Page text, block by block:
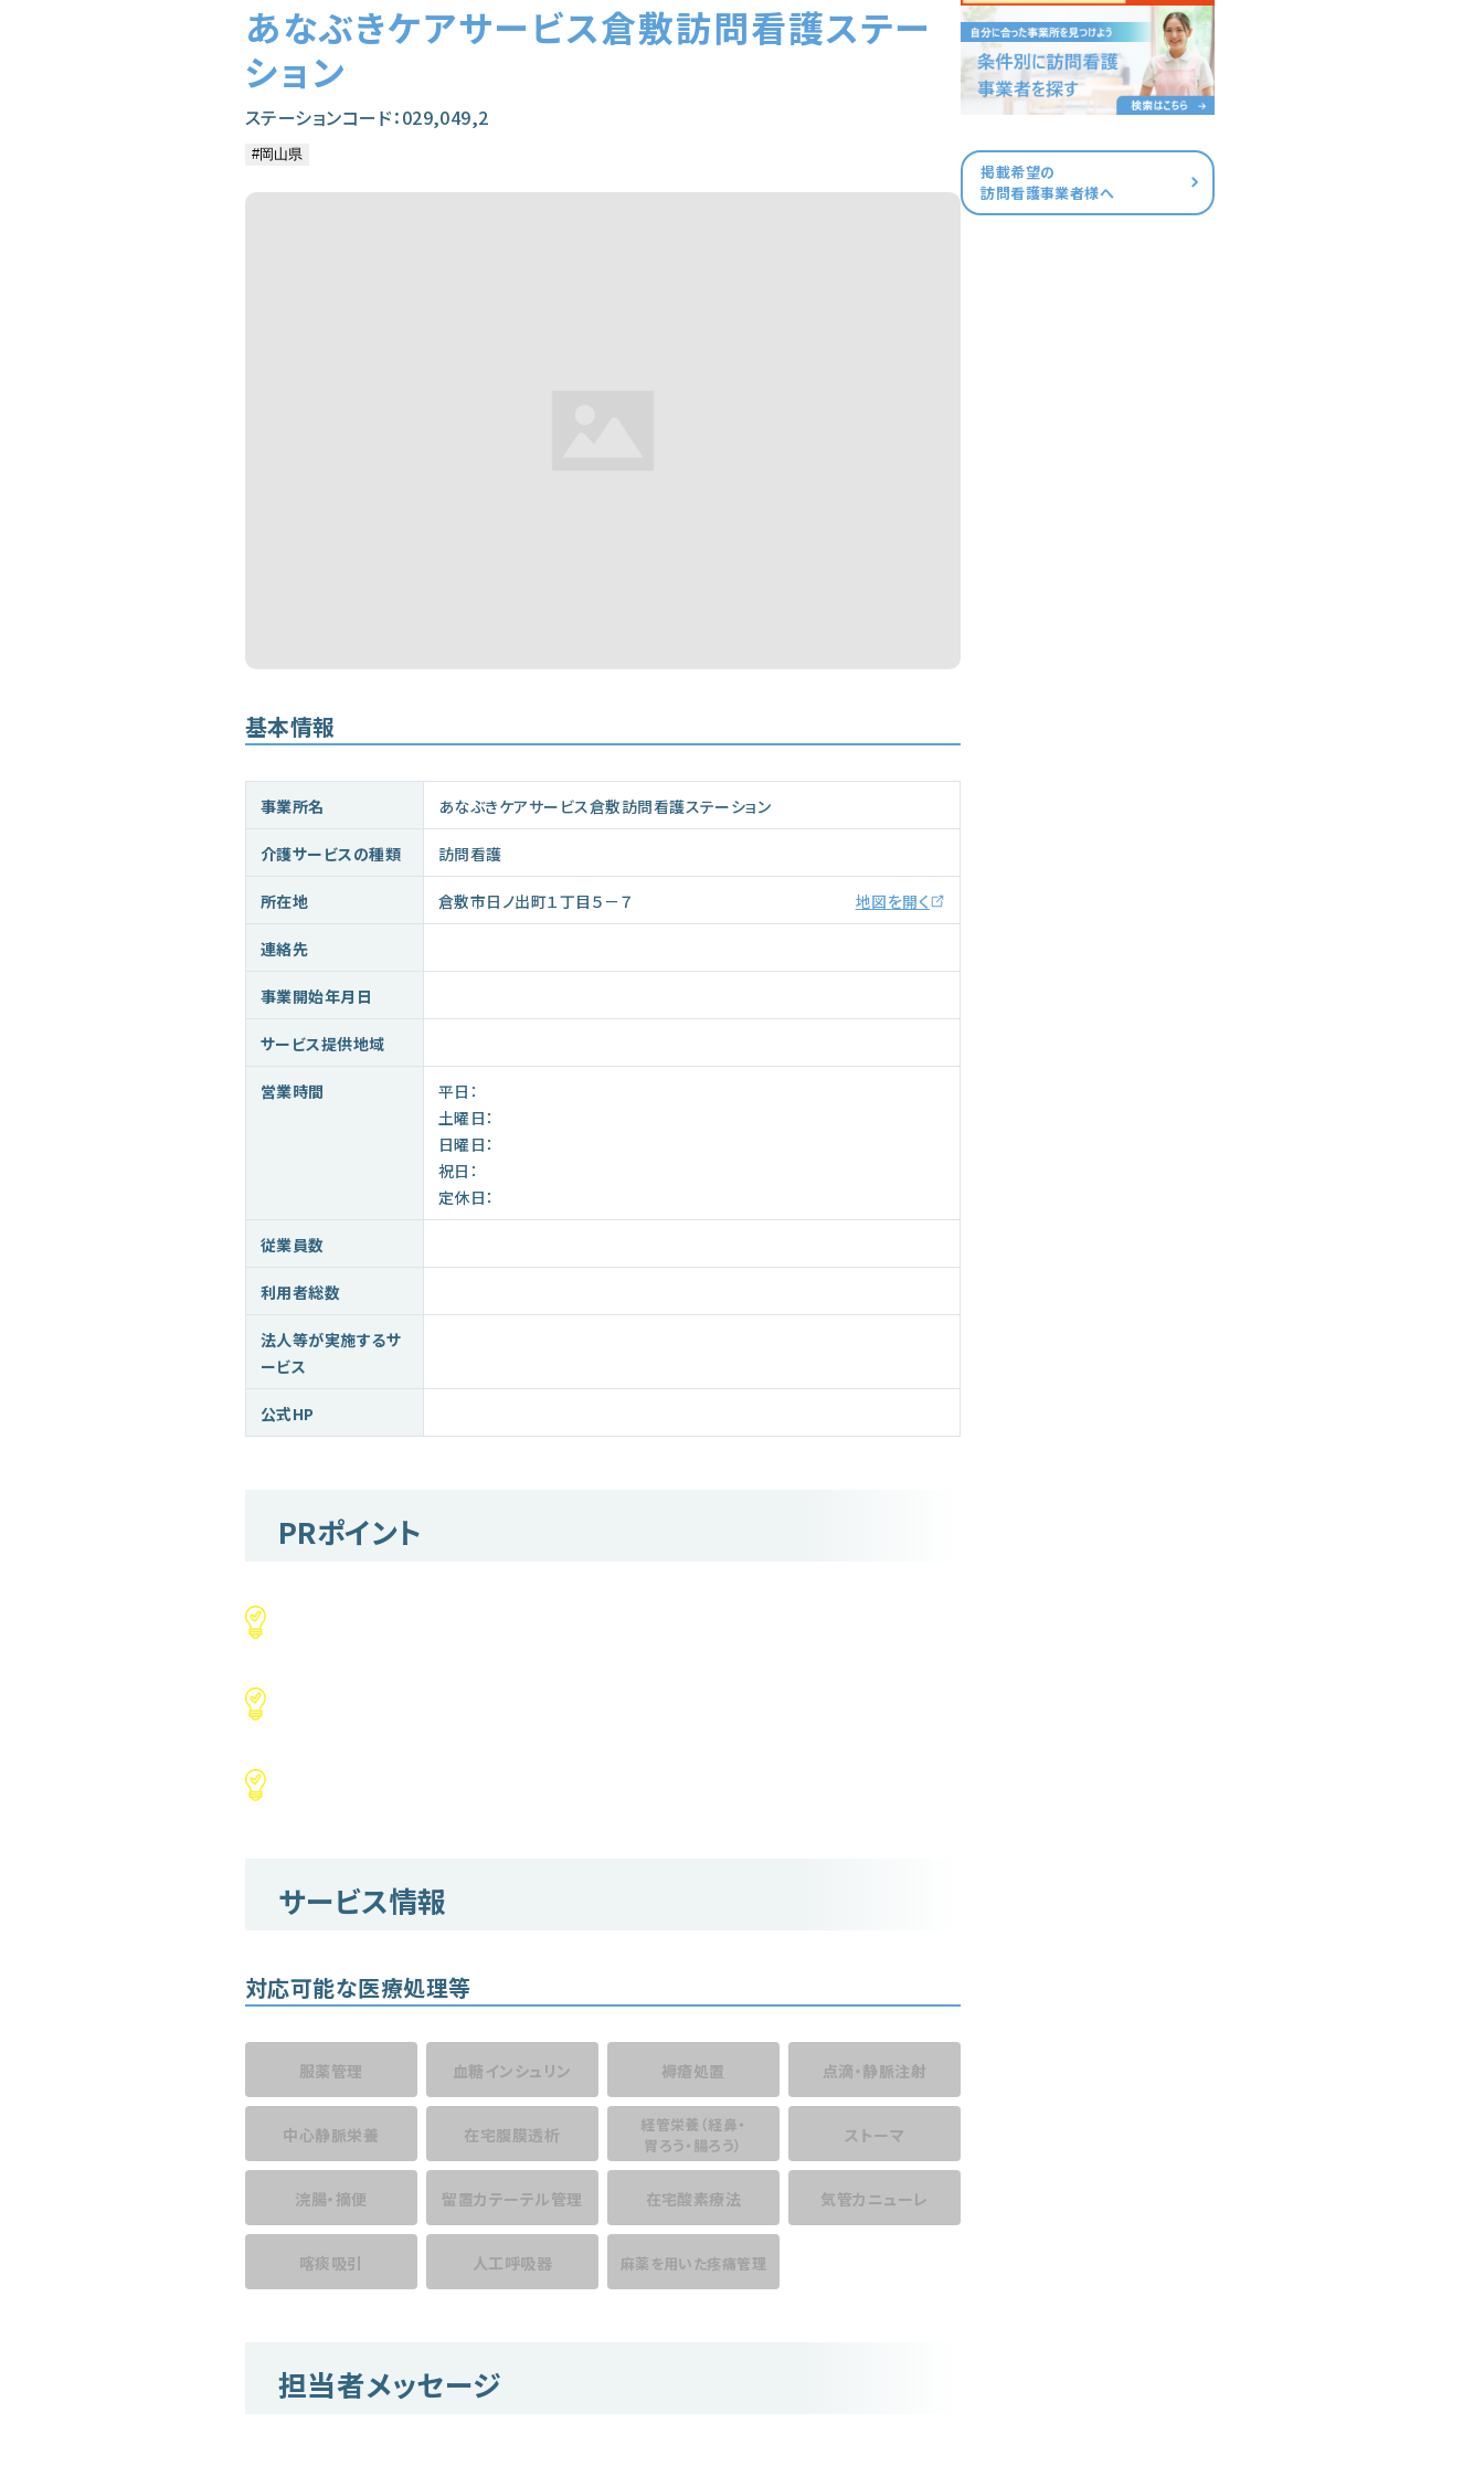
あなぶきケアサービス倉敷訪問看護ステー
ション
ステーションコード：029,049,2
基本情報
事業所名 あなぶきケアサービス倉敷訪問看護ステーション
介護サービスの種類 訪問看護
所在地 倉敷市日ノ出町１丁目５－７ 地図を開く
連絡先
事業開始年月日
サービス提供地域
営業時間
平日：
土曜日：
日曜日：
祝日：
定休日：
従業員数
利用者総数
法人等が実施するサ
ービス
公式HP
PRポイント
サービス情報
対応可能な医療処理等
服薬管理 血糖インシュリン 褥瘡処置 点滴・静脈注射
中心静脈栄養 在宅腹膜透析 経管栄養 （経鼻・
胃ろう・腸ろう）
ストーマ
浣腸・摘便 留置カテーテル管理 在宅酸素療法 気管カニューレ
喀痰吸引 人工呼吸器 麻薬を用いた疼痛管理
担当者メッセージ
掲載希望の
訪問看護事業者様へ